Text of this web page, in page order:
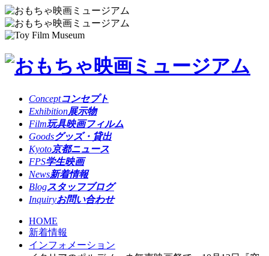
Conceptコンセプト
Exhibition展示物
Film玩具映画フィルム
Goodsグッズ・貸出
Kyoto京都ニュース
FPS学生映画
News新着情報
Blogスタッフブログ
Inquiryお問い合わせ
HOME
新着情報
インフォメーション